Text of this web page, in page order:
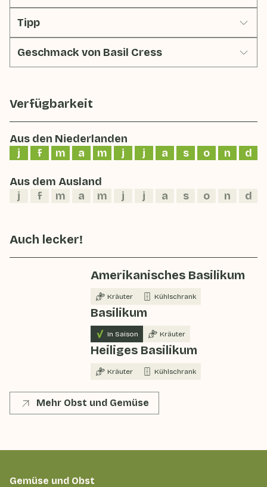
Tipp
Geschmack von Basil Cress
Verfügbarkeit
Aus den Niederlanden
j
f m a m j j a s o n d
Aus dem Ausland
j
f m a m j j a s o n d
Auch lecker!
Amerikanisches Basilikum
Kräuter Kühlschrank
Basilikum
In Saison Kräuter
Heiliges Basilikum
Kräuter Kühlschrank
Mehr Obst und Gemüse
Gemüse und Obst